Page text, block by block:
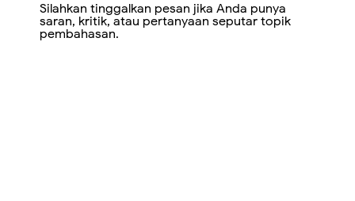
Silahkan tinggalkan pesan jika Anda punya
saran, kritik, atau pertanyaan seputar topik
pembahasan.